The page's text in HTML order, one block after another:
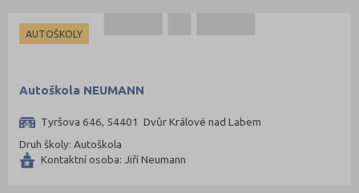
Pardubice (127)
Plzeň-město (141)
Plzeň-sever (51)
AUTOŠKOLY
Autoškola NEUMANN
Tyršova 646, 54401 Dvůr Králové nad Labem
Druh školy: Autoškola
Kontaktní osoba: Jiří Neumann